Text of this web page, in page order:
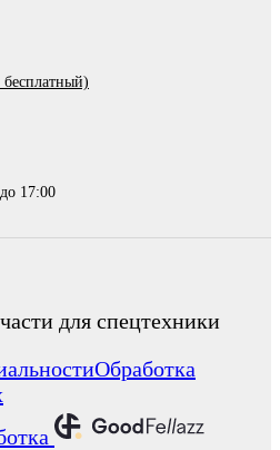
17:00
для спецтехники
Обработка